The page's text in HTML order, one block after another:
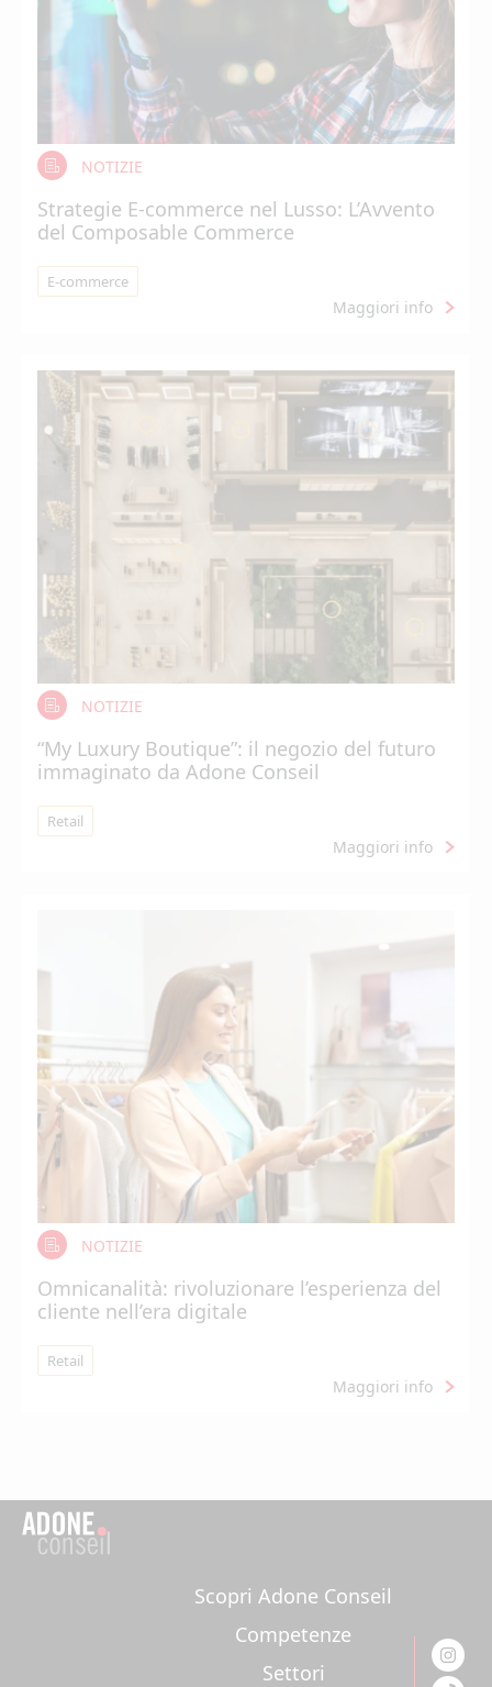
NOTIZIE
Strategie E-commerce nel Lusso: L’Avvento
del Composable Commerce
E-commerce
Maggiori info
NOTIZIE
“My Luxury Boutique”: il negozio del futuro
immaginato da Adone Conseil
Retail
Maggiori info
NOTIZIE
Omnicanalità: rivoluzionare l’esperienza del
cliente nell’era digitale
Retail
Maggiori info
Scopri Adone Conseil
Competenze
Settori